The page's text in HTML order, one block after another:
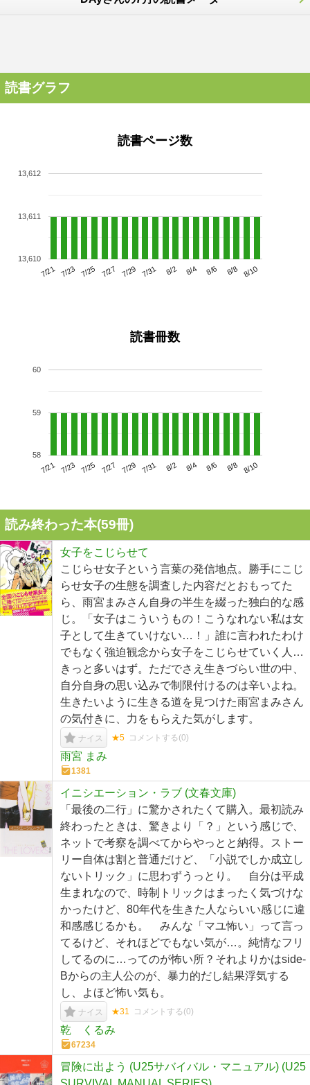
読書グラフ
読書ページ数
7/21 7/23 7/25 7/27 7/29 7/31 8/2 8/4 8/6 8/8 8/10
13,610
13,611
13,612
読書冊数
7/21 7/23 7/25 7/27 7/29 7/31 8/2 8/4 8/6 8/8 8/10
58
59
60
読み終わった本(59冊)
女子をこじらせて
こじらせ女子という言葉の発信地点。勝手にこじ
らせ女子の生態を調査した内容だとおもってた
ら、雨宮まみさん自身の半生を綴った独白的な感
じ。「女子はこういうもの！こうなれない私は女
子として生きていけない…！」誰に言われたわけ
でもなく強迫観念から女子をこじらせていく人…
きっと多いはず。ただでさえ生きづらい世の中、
自分自身の思い込みで制限付けるのは辛いよね。
生きたいように生きる道を見つけた雨宮まみさん
の気付きに、力をもらえた気がします。
ナイス ★5 コメントする(0)
雨宮 まみ
1381
イニシエーション・ラブ (文春文庫)
「最後の二行」に驚かされたくて購入。最初読み
終わったときは、驚きより「？」という感じで、
ネットで考察を調べてからやっとと納得。ストー
リー自体は割と普通だけど、「小説でしか成立し
ないトリック」に思わずうっとり。 自分は平成
生まれなので、時制トリックはまったく気づけな
かったけど、80年代を生きた人ならいい感じに違
和感感じるかも。 みんな「マユ怖い」って言っ
てるけど、それほどでもない気が…。純情なフリ
してるのに…ってのが怖い所？それよりかはside-
Bからの主人公のが、暴力的だし結果浮気する
し、よほど怖い気も。
ナイス ★31 コメントする(0)
乾 くるみ
67234
冒険に出よう (U25サバイバル・マニュアル) (U25